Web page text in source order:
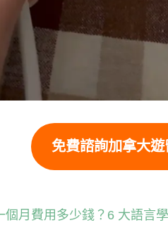
免費諮詢加拿大遊
個月費用多少錢？6 大語言